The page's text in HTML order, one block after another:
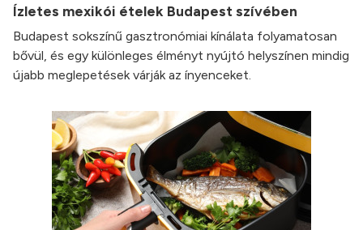
Ízletes mexikói ételek Budapest szívében
Budapest sokszínű gasztronómiai kínálata folyamatosan
bővül, és egy különleges élményt nyújtó helyszínen mindig
újabb meglepetések várják az ínyenceket.